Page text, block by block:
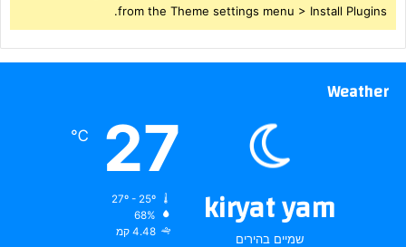
from the Theme settings menu > Install Plugins.
Weather
kiryat yam
שמיים בהירים
27
℃
68%
4.48 קמ